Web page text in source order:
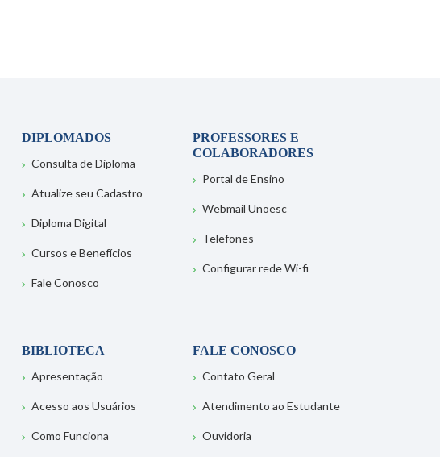
DIPLOMADOS
Consulta de Diploma
Atualize seu Cadastro
Diploma Digital
Cursos e Benefícios
Fale Conosco
PROFESSORES E
COLABORADORES
Portal de Ensino
Webmail Unoesc
Telefones
Configurar rede Wi-fi
BIBLIOTECA
Apresentação
Acesso aos Usuários
Como Funciona
FALE CONOSCO
Contato Geral
Atendimento ao Estudante
Ouvidoria